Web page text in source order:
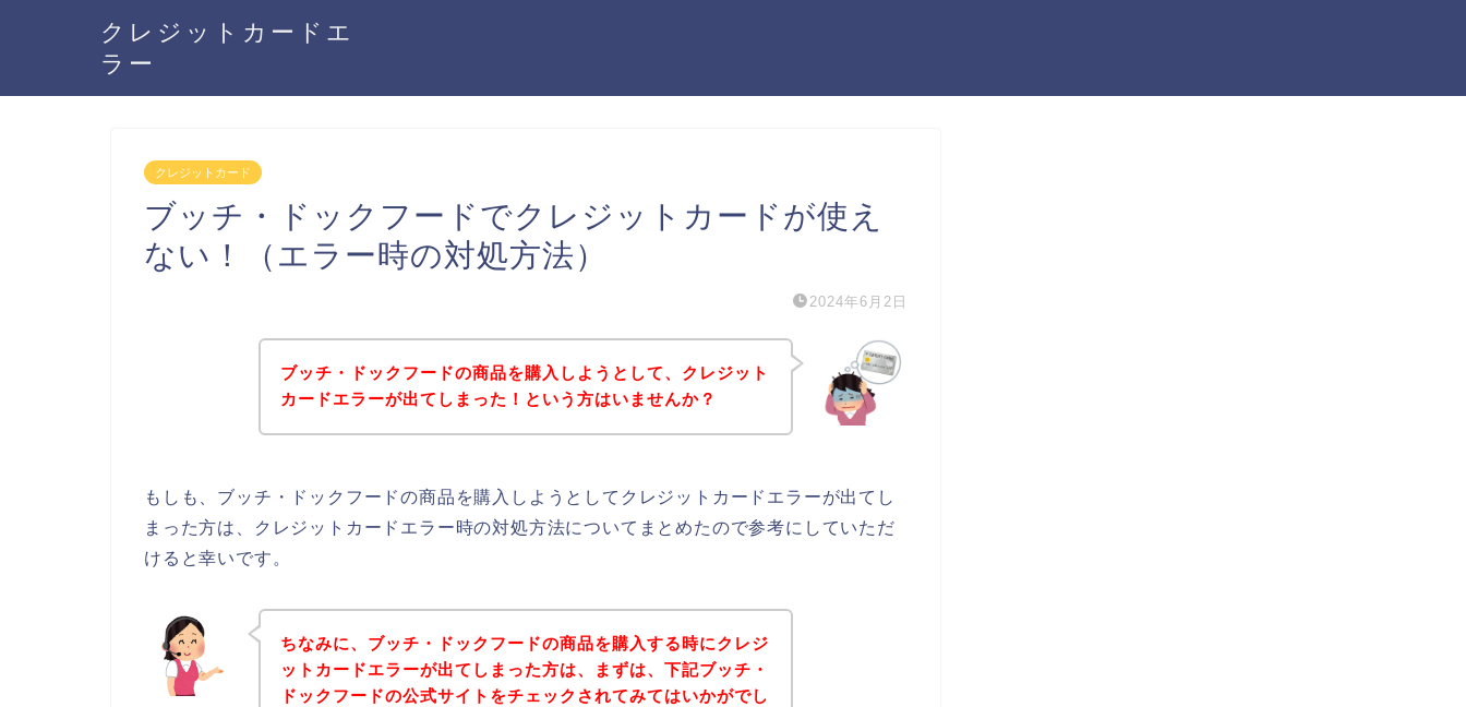
クレジットカードエ
ラー
クレジットカード
ブッチ・ドックフードでクレジットカードが使え
ない！（エラー時の対処方法）
2024年6月2日
ブッチ・ドックフードの商品を購入しようとして、クレジット
カードエラーが出てしまった！という方はいませんか？
もしも、ブッチ・ドックフードの商品を購入しようとしてクレジットカードエラーが出てし
まった方は、クレジットカードエラー時の対処方法についてまとめたので参考にしていただ
けると幸いです。
ちなみに、ブッチ・ドックフードの商品を購入する時にクレジ
ットカードエラーが出てしまった方は、まずは、下記ブッチ・
ドックフードの公式サイトをチェックされてみてはいかがでし